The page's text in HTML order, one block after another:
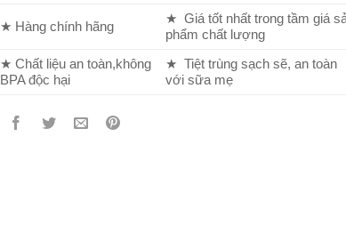
★ Hàng chính hãng
★ Giá tốt nhất trong tầm giá
phẩm chất lượng
★ Chất liệu an toàn,không
BPA độc hại
★ Tiệt trùng sạch sẽ, an toàn
với sữa mẹ